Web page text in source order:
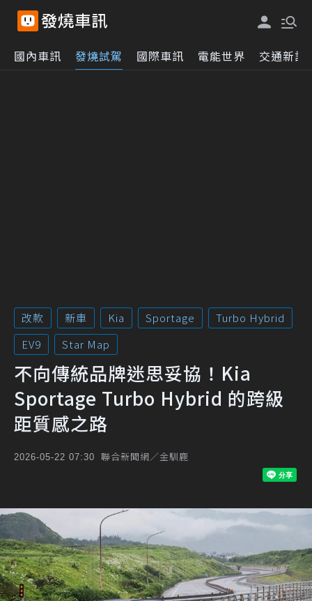
國內車訊 發燒試駕 國際車訊 電能世界 交通新訊
改款 新車 Kia Sportage
Turbo Hybrid
EV9
Star Map
不向傳統品牌迷思妥協！Kia
Sportage Turbo Hybrid 的跨級
距質感之路
2026-05-22 07:30 聯合新聞網／金馴鹿